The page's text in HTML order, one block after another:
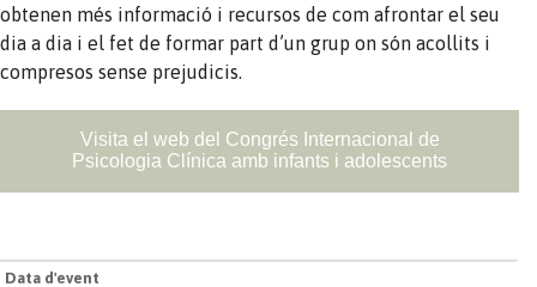
obtenen més informació i recursos de com afrontar el seu
dia a dia i el fet de formar part d’un grup on són acollits i
compresos sense prejudicis.
Visita el web del Congrés Internacional de
Psicologia Clínica amb infants i adolescents
Data d'event